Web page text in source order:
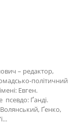
– редактор,
політичний
Евген.
псевдо: Ґанді.
Волянський, Ґенко,